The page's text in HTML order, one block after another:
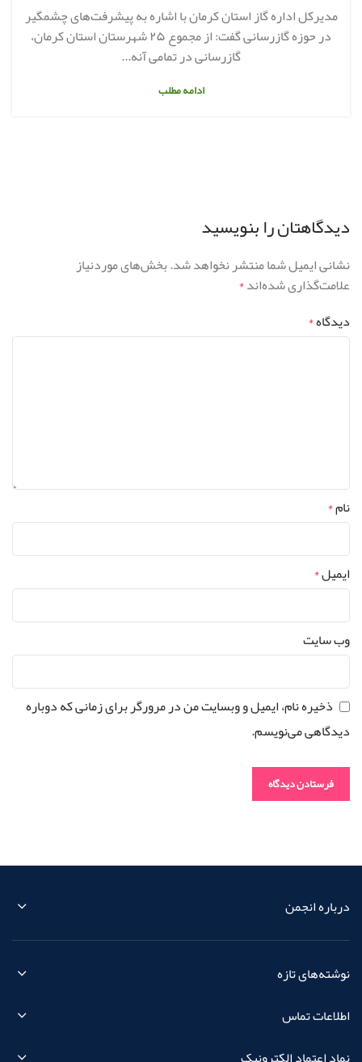
مدیرکل اداره گاز استان کرمان با اشاره به پیشرفت‌های چشمگیر
در حوزه گازرسانی گفت: از مجموع ۲۵ شهرستان استان کرمان،
گازرسانی در تمامی آنه...
ادامه مطلب
دیدگاهتان را بنویسید
نشانی ایمیل شما منتشر نخواهد شد.بخش‌های موردنیاز
علامت‌گذاری شده‌اند*
دیدگاه*
نام*
ایمیل*
وب‌ سایت
ذخیره نام، ایمیل و وبسایت من در مرورگر برای زمانی که دوباره
دیدگاهی می‌نویسم.
درباره انجمن
نوشته‌های تازه
اطلاعات تماس